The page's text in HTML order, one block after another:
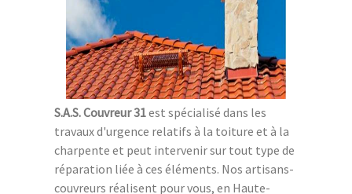
S.A.S. Couvreur 31est spécialisé dans les
travaux d'urgence relatifs à la toiture et à la
charpente et peut intervenir sur tout type de
réparation liée à ces éléments. Nos artisans-
couvreurs réalisent pour vous, en Haute-